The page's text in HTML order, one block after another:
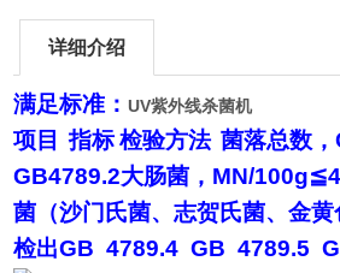
详细介绍
满足标准：UV紫外线杀菌机
项目 指标检验方法 菌落总数，
GB4789.2大肠菌， MN/100g≦
菌（沙门氏菌、志贺氏菌、金
检出GB 4789.4 GB 4789.5